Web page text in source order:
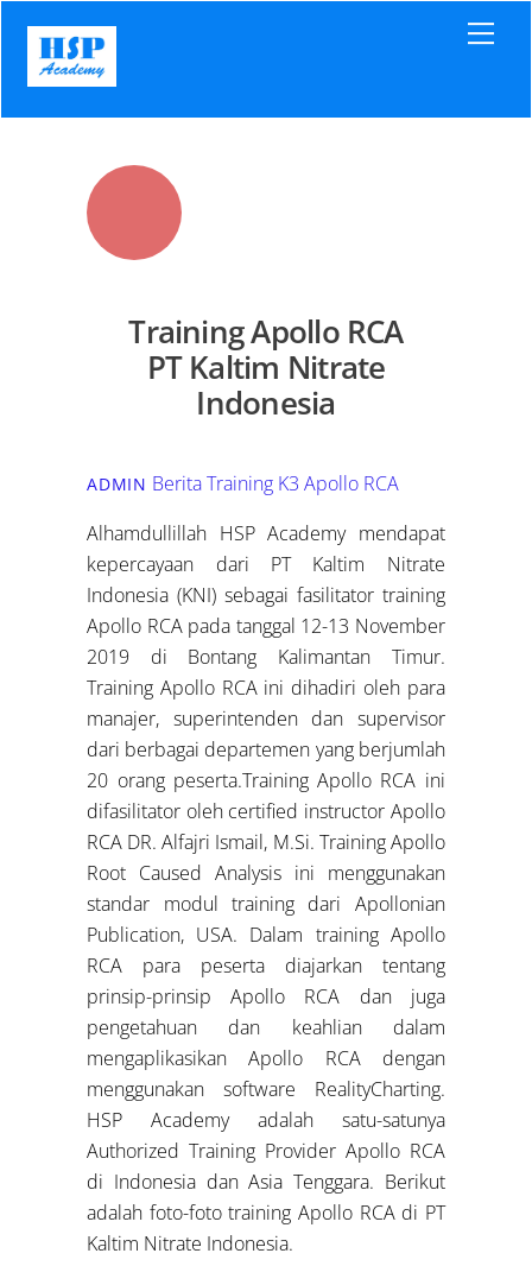
content
Training Apollo RCA
PT Kaltim Nitrate
Indonesia
ADMIN Berita Training K3 Apollo RCA
Alhamdullillah HSP Academy mendapat
kepercayaan dari PT Kaltim Nitrate
Indonesia (KNI) sebagai fasilitator training
Apollo RCA pada tanggal 12-13 November
2019 di Bontang Kalimantan Timur.
Training Apollo RCA ini dihadiri oleh para
manajer, superintenden dan supervisor
dari berbagai departemen yang berjumlah
20 orang peserta.Training Apollo RCA ini
difasilitator oleh certified instructor Apollo
RCA DR. Alfajri Ismail, M.Si. Training Apollo
Root Caused Analysis ini menggunakan
standar modul training dari Apollonian
Publication, USA. Dalam training Apollo
RCA para peserta diajarkan tentang
prinsip-prinsip Apollo RCA dan juga
pengetahuan dan keahlian dalam
mengaplikasikan Apollo RCA dengan
menggunakan software RealityCharting.
HSP Academy adalah satu-satunya
Authorized Training Provider Apollo RCA
di Indonesia dan Asia Tenggara. Berikut
adalah foto-foto training Apollo RCA di PT
Kaltim Nitrate Indonesia.